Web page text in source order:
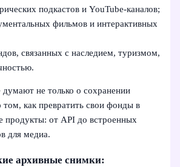
подкастов и YouTube-каналов;
фильмов и интерактивных
связанных с наследием, туризмом,
не только о сохранении
том, как превратить свои фонды в
продукты: от API до встроенных
для медиа.
архивные снимки: